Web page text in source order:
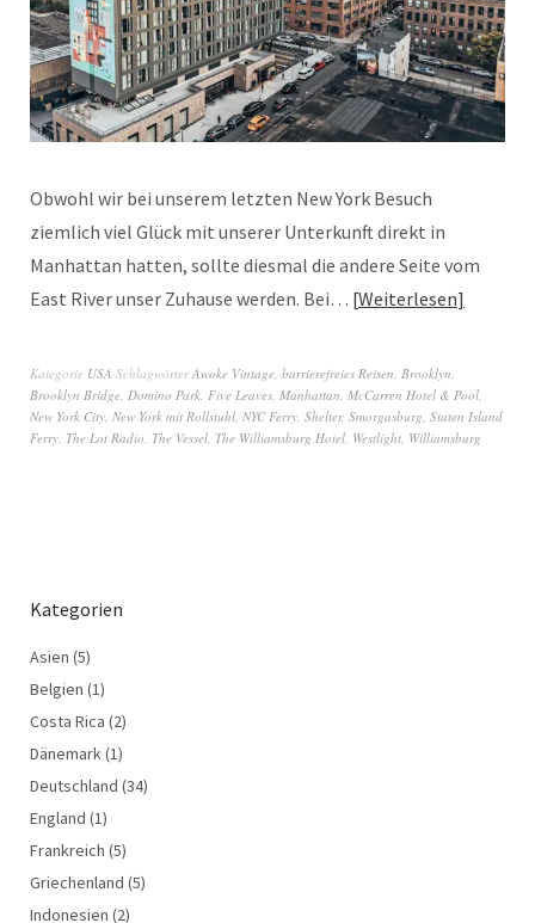
Obwohl wir bei unserem letzten New York Besuch
ziemlich viel Glück mit unserer Unterkunft direkt in
Manhattan hatten, sollte diesmal die andere Seite vom
East River unser Zuhause werden. Bei… Weiterlesen
Kategorie USA SchlagwörterAwoke Vintage, barrierefreies Reisen, Brooklyn,
Brooklyn Bridge, Domino Park, Five Leaves, Manhattan, McCarren Hotel & Pool,
New York City, New York mit Rollstuhl, NYC Ferry, Shelter, Smorgasburg, Staten Island
Ferry, The Lot Radio, The Vessel, The Williamsburg Hotel, Westlight, Williamsburg
Kategorien
Asien (5)
Belgien (1)
Costa Rica (2)
Dänemark(1)
Deutschland (34)
England (1)
Frankreich (5)
Griechenland (5)
Indonesien (2)